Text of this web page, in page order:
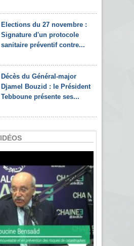
Elections du 27 novembre :
Signature d'un protocole
sanitaire préventif contre...
Décès du Général-major
Djamel Bouzid : le Président
Tebboune présente ses...